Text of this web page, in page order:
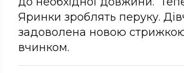
Яринки зроблять перуку.
задоволена новою стрижкою
вчинком.